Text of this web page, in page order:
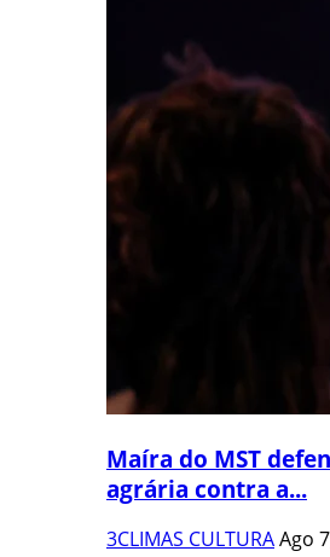
Maíra do MST
agrária contra a...
3CLIMAS CULTURAAgo